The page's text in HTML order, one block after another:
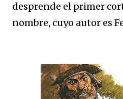
desprende el primer
nombre, cuyo autor es